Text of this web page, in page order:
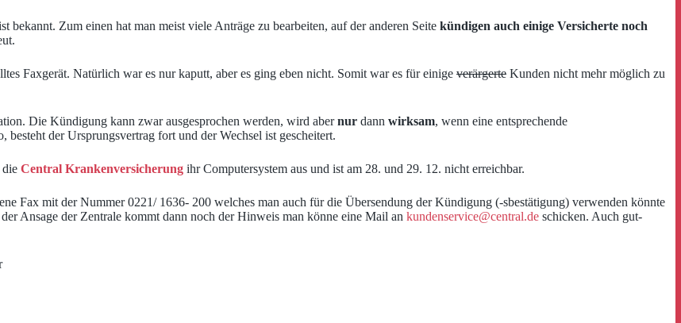
bekannt. Zum einen hat man meist viele Anträge zu bearbeiten, auf der anderen Seite kündigen auch einige Versicherte noch
Faxgerät. Natürlich war es nur kaputt, aber es ging eben nicht. Somit war es für einige verärgerte Kunden nicht mehr möglich zu
Die Kündigung kann zwar ausgesprochen werden, wird abernur dann wirksam, wenn eine entsprechende
besteht der Ursprungsvertrag fort und der Wechsel ist gescheitert.
die Central Krankenversicherung ihr Computersystem aus und ist am 28. und 29. 12. nicht erreichbar.
Fax mit der Nummer 0221/ 1636- 200 welches man auch für die Übersendung der Kündigung (-sbestätigung) verwenden könnte
Ansage der Zentrale kommt dann noch der Hinweis man könne eine Mail an kundenservice@central.de schicken. Auch gut-